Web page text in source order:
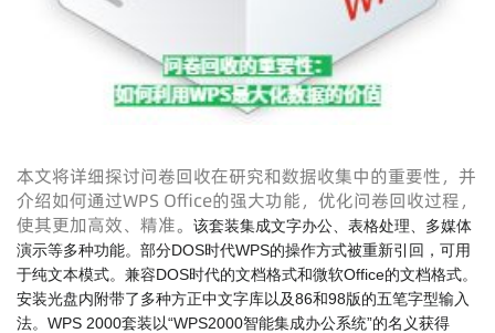
本文将详细探讨问卷回收在研究和数据收集中的重要性，并
介绍如何通过WPS Office的强大功能，优化问卷回收过程，
使其更加高效、精准。
该套装集成文字办公、表格处理、多媒体
演示等多种功能。部分DOS时代WPS的操作方式被重新引回，可用
于纯文本模式。兼容DOS时代的文档格式和微软Office的文档格式。
安装光盘内附带了多种方正中文字库以及86和98版的五笔字型输入
法。WPS 2000套装以“WPS2000智能集成办公系统”的名义获得